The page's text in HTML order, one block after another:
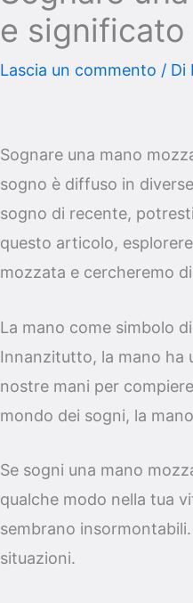
e
Lascia un commento / Di
Sognare una mano
sogno è diffuso in
sogno di recente,
questo articolo,
mozzata e cercheremo
La mano come simbolo
Innanzitutto, la mano ha
nostre mani per
mondo dei sogni, la
Se sogni una mano
qualche modo nella tua
sembrano
situazioni.